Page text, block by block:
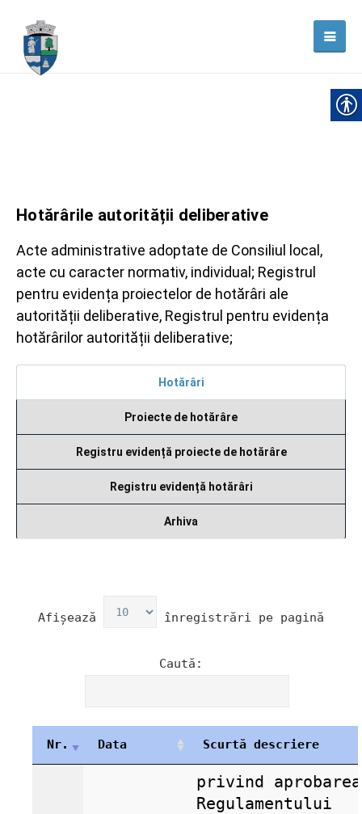
Hotărârile autorității deliberative
Acte administrative adoptate de Consiliul local,
acte cu caracter normativ, individual; Registrul
pentru evidența proiectelor de hotărâri ale
autorității deliberative, Registrul pentru evidența
hotărârilor autorității deliberative;
Hotărâri
Proiecte de hotărâre
Registru evidență proiecte de hotărâre
Registru evidență hotărâri
Arhiva
Afișează înregistrări pe pagină
Caută:
Nr. Data Scurtă descriere
privind aprobarea
Regulamentului